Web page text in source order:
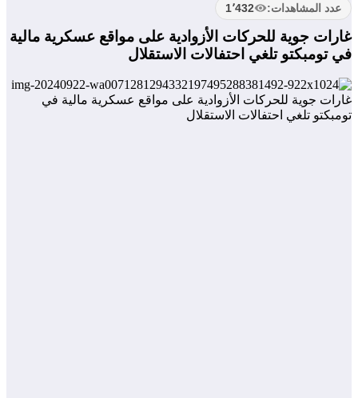
عدد المشاهدات: 1٬432
غارات جوية للحركات الأزوادية على مواقع عسكرية مالية
في تومبكتو تلغي احتفالات الاستقلال